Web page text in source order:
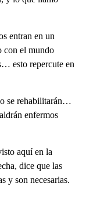
entran en un
con el mundo
esto repercute en
se rehabilitarán…
enfermos
aquí en la
dice que las
y son necesarias.